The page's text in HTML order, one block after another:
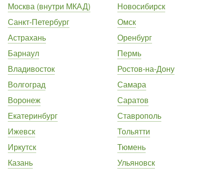
Москва (внутри МКАД)
Санкт-Петербург
Астрахань
Барнаул
Владивосток
Волгоград
Воронеж
Екатеринбург
Ижевск
Иркутск
Казань
Новосибирск
Омск
Оренбург
Пермь
Ростов-на-Дону
Самара
Саратов
Ставрополь
Тольятти
Тюмень
Ульяновск